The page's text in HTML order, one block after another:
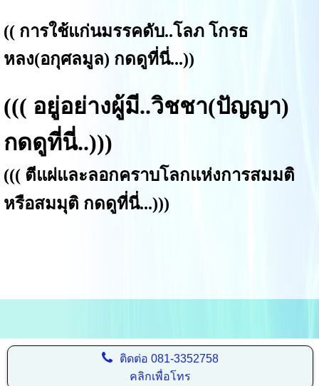
(( การใช้แก่นมรรคดับ..โลภ โกรธ
หลง(อกุศลมูล) กดดูที่นี่...))
((( อยู่อย่างผู้มี..วิชชา(ปัญญา)
กดดูที่นี่..)))
((( ตีแผ่และลอกคราบโลกแห่งการสมมติ
หรือสมมุติ กดดูที่นี่...)))
ติดต่อ 081-3352758
คลิกเพื่อโทร